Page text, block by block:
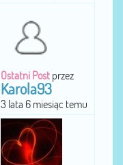
Ostatni Post przez
Karola93
3 lata 6 miesiąc temu